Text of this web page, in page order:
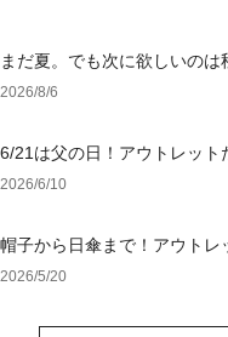
まだ夏。でも次に欲しいのは
2026/8/6
6/21は父の日！アウトレッ
2026/6/10
帽子から日傘まで！アウト
2026/5/20